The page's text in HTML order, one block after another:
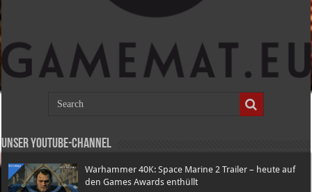
Unser Youtube-Channel
Warhammer 40K: Space Marine 2 Trailer – heute auf
den Games Awards enthüllt